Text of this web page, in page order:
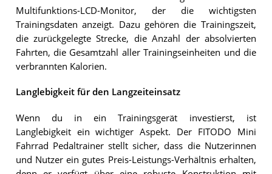
Multifunktions-LCD-Monitor, der die wichtigsten
Trainingsdaten anzeigt. Dazu gehören die Trainingszeit,
die zurückgelegte Strecke, die Anzahl der absolvierten
Fahrten, die Gesamtzahl aller Trainingseinheiten und die
verbrannten Kalorien.
Langlebigkeit für den Langzeiteinsatz
Wenn du in ein Trainingsgerät investierst, ist
Langlebigkeit ein wichtiger Aspekt. Der FITODO Mini
Fahrrad Pedaltrainer stellt sicher, dass die Nutzerinnen
und Nutzer ein gutes Preis-Leistungs-Verhältnis erhalten,